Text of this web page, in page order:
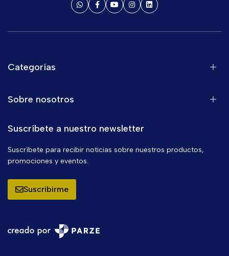
Categorías
Sobre nosotros
Suscríbete a nuestro newsletter
Suscríbete para recibir noticias sobre nuestros productos,
promociones y eventos.
Suscribirme